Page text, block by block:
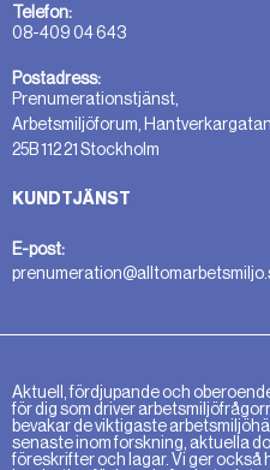
Telefon:
08-409 04 643
Postadress:
Prenumerationstjänst,
Arbetsmiljöforum, Hantverkargatan
25B 112 21 Stockholm
KUNDTJÄNST
E-post:
Aktuell, fördjupande och
för dig som driver
bevakar de viktigaste
senaste inom forskning, aktuella
föreskrifter och lagar. Vi ger också